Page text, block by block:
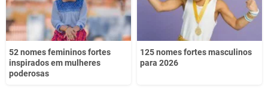
52 nomes femininos fortes
inspirados em mulheres
poderosas
125 nomes fortes masculinos
para 2026